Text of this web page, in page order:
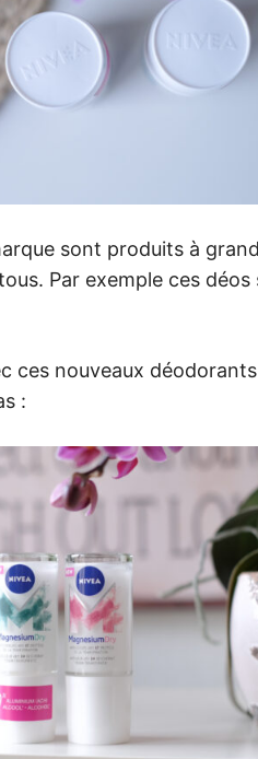
sont produits à
Par exemple ces
ces nouveaux déodorants
: